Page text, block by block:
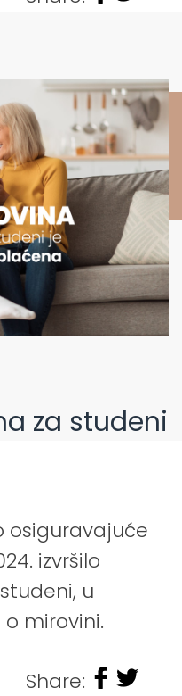
za studeni
osiguravajuće
izvršilo
u
mirovini.
Share: